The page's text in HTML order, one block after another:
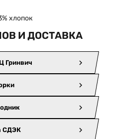
хлопок
И ДОСТАВКА
Гринвич
СДЭК